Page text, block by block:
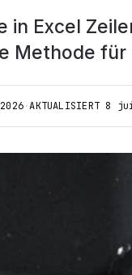
in Excel
Methode
·AKTUALISIERT 8